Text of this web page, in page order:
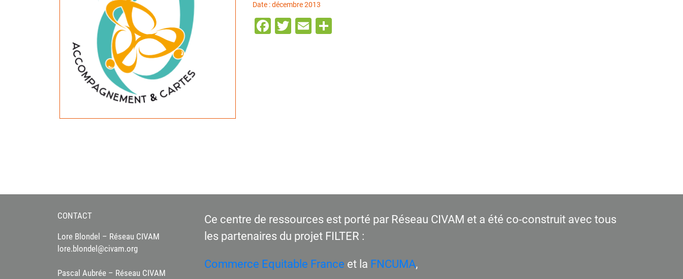
Date : décembre 2013
FacebookTwitterEmail
CONTACT
Lore Blondel – Réseau CIVAM
lore.blondel@civam.org
Pascal Aubrée – Réseau CIVAM
Ce centre de ressources est porté par Réseau CIVAM et a été co-construit avec tous
les partenaires du projet FILTER :
Commerce Equitable France et la FNCUMA,